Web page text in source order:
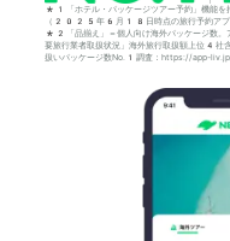
*1「ホテル・パッケージツアー予約」機能を
（2025年6月18日時点の旅行予約アプリ
*2「品揃え」＝個人向け海外パッケージ
要旅行業者取扱状況」海外旅行取扱額上位4社
扱いパッケージ数No.1調査：https://